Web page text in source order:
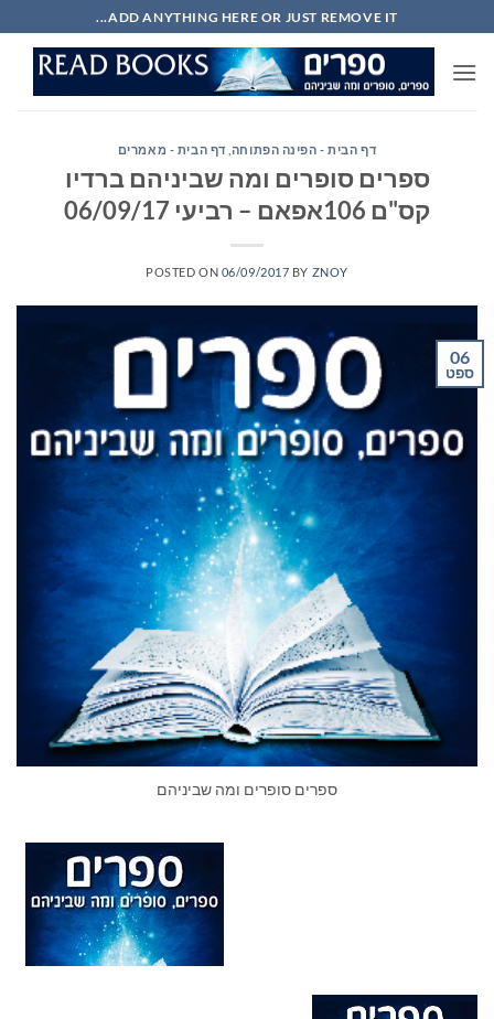
to
content
ADD ANYTHING HERE OR JUST REMOVE IT...
דף הבית - הפינה הפתוחה דף הבית - מאמרים
ספרים סופרים ומה שביניהם ברדיו
קס"ם 106אפאם – רביעי 06/09/17
POSTED ON 06/09/2017 BY ZNOY
06
ספט
ספרים סופרים ומה שביניהם